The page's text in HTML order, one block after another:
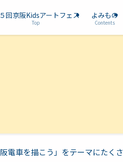
回京阪Kidsアートフェス
Top
よみもの
Contents
電車を描こう」をテーマにたくさ